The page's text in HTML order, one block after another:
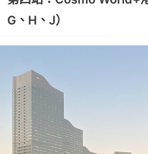
G、H、J）